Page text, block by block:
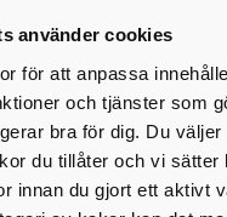
använder cookies
för att anpassa
och tjänster som
bra för dig. Du
du tillåter och vi sätter
innan du gjort ett aktivt